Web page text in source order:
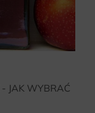
JAK WYBRAĆ